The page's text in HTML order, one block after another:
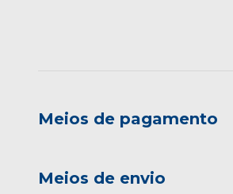
Meios de pagamento
Meios de envio